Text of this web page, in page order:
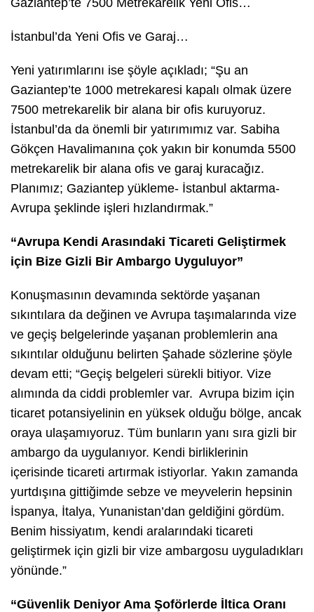
İstanbul’da Yeni Ofis ve Garaj…
Yeni yatırımlarını ise şöyle açıkladı; “Şu an
Gaziantep’te 1000 metrekaresi kapalı olmak üzere
7500 metrekarelik bir alana bir ofis kuruyoruz.
İstanbul’da da önemli bir yatırımımız var. Sabiha
Gökçen Havalimanına çok yakın bir konumda 5500
metrekarelik bir alana ofis ve garaj kuracağız.
Planımız; Gaziantep yükleme- İstanbul aktarma-
Avrupa şeklinde işleri hızlandırmak.”
“Avrupa Kendi Arasındaki Ticareti Geliştirmek
için Bize Gizli Bir Ambargo Uyguluyor”
Konuşmasının devamında sektörde yaşanan
sıkıntılara da değinen ve Avrupa taşımalarında vize
ve geçiş belgelerinde yaşanan problemlerin ana
sıkıntılar olduğunu belirten Şahade sözlerine şöyle
devam etti; “Geçiş belgeleri sürekli bitiyor. Vize
alımında da ciddi problemler var. Avrupa bizim için
ticaret potansiyelinin en yüksek olduğu bölge, ancak
oraya ulaşamıyoruz. Tüm bunların yanı sıra gizli bir
ambargo da uygulanıyor. Kendi birliklerinin
içerisinde ticareti artırmak istiyorlar. Yakın zamanda
yurtdışına gittiğimde sebze ve meyvelerin hepsinin
İspanya, İtalya, Yunanistan’dan geldiğini gördüm.
Benim hissiyatım, kendi aralarındaki ticareti
geliştirmek için gizli bir vize ambargosu uyguladıkları
yönünde.”
“Güvenlik Deniyor Ama Şoförlerde İltica Oranı